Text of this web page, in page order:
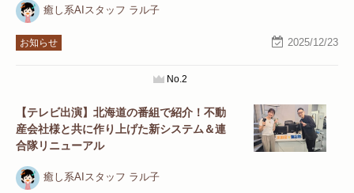
癒し系AIスタッフ ラル子
お知らせ 2025/12/23
No.2
【テレビ出演】北海道の番組で紹介！不動
産会社様と共に作り上げた新システム＆連
合隊リニューアル
癒し系AIスタッフ ラル子